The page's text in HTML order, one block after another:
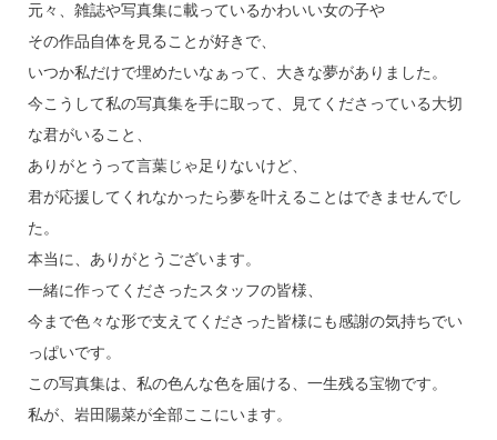
元々、雑誌や写真集に載っているかわいい女の子や
その作品自体を見ることが好きで、
いつか私だけで埋めたいなぁって、大きな夢がありました。
今こうして私の写真集を手に取って、見てくださっている大切
な君がいること、
ありがとうって言葉じゃ足りないけど、
君が応援してくれなかったら夢を叶えることはできませんでし
た。
本当に、ありがとうございます。
一緒に作ってくださったスタッフの皆様、
今まで色々な形で支えてくださった皆様にも感謝の気持ちでい
っぱいです。
この写真集は、私の色んな色を届ける、一生残る宝物です。
私が、岩田陽菜が全部ここにいます。